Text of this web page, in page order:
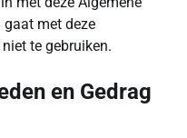
met deze
te gebruiken.
en Gedrag